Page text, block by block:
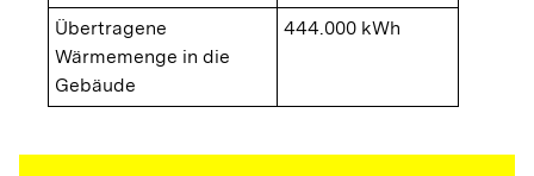
Übertragene
Wärmemenge in die
Gebäude
444.000 kWh